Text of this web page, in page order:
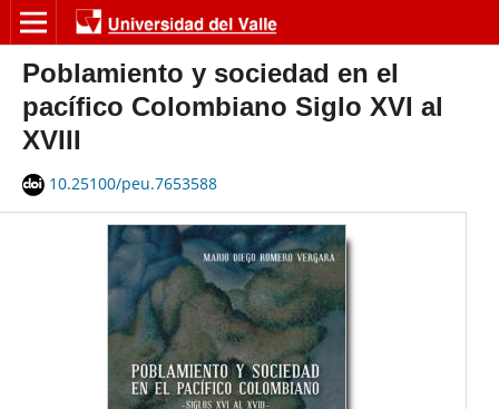
Poblamiento y sociedad en el
pacífico Colombiano Siglo XVI al
XVIII
10.25100/peu.7653588